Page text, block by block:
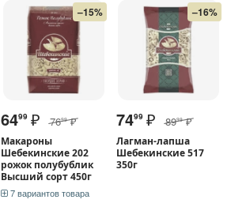
–15%
6499 ₽ 7699 ₽
Макароны
Шебекинские 202
рожок полубублик
Высший сорт 450г
7 вариантов товара
–16%
7499 ₽ 8999 ₽
Лагман-лапша
Шебекинские 517
350г